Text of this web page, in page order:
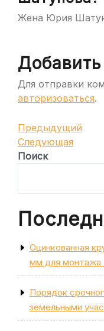
Жена Юрия
Для отправки
авторизоваться.
по
записям
Предыдущая
запись
Предыдущий
Следующая
запись
Следующая
Поиск
Оцинкованная
мм для монтажа
Порядок
земельными